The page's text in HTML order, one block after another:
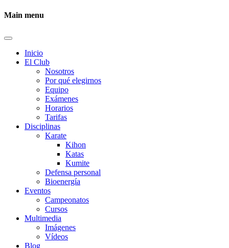
Main menu
Inicio
El Club
Nosotros
Por qué elegirnos
Equipo
Exámenes
Horarios
Tarifas
Disciplinas
Karate
Kihon
Katas
Kumite
Defensa personal
Bioenergía
Eventos
Campeonatos
Cursos
Multimedia
Imágenes
Vídeos
Blog